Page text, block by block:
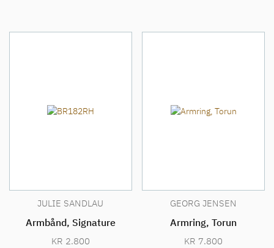
JULIE SANDLAU
Armbånd, Signature
KR 2.800
GEORG JENSEN
Armring, Torun
KR 7.800